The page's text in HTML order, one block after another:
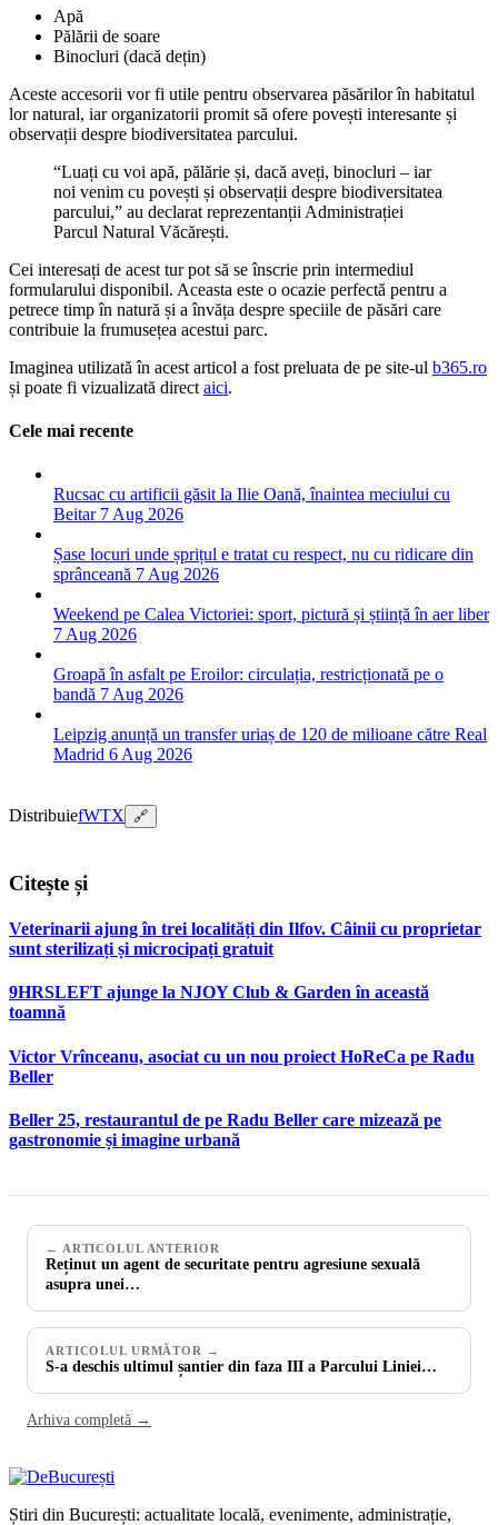
Apă
Pălării de soare
Binocluri (dacă dețin)
Aceste accesorii vor fi utile pentru observarea păsărilor în habitatul
lor natural, iar organizatorii promit să ofere povești interesante și
observații despre biodiversitatea parcului.
“Luați cu voi apă, pălărie și, dacă aveți, binocluri – iar
noi venim cu povești și observații despre biodiversitatea
parcului,” au declarat reprezentanții Administrației
Parcul Natural Văcărești.
Cei interesați de acest tur pot să se înscrie prin intermediul
formularului disponibil. Aceasta este o ocazie perfectă pentru a
petrece timp în natură și a învăța despre speciile de păsări care
contribuie la frumusețea acestui parc.
Imaginea utilizată în acest articol a fost preluata de pe site-ul b365.ro
și poate fi vizualizată direct aici.
Cele mai recente
Rucsac cu artificii găsit la Ilie Oană, înaintea meciului cu
Beitar 7 Aug 2026
Șase locuri unde șprițul e tratat cu respect, nu cu ridicare din
sprânceană 7 Aug 2026
Weekend pe Calea Victoriei: sport, pictură și știință în aer liber
7 Aug 2026
Groapă în asfalt pe Eroilor: circulația, restricționată pe o
bandă 7 Aug 2026
Leipzig anunță un transfer uriaș de 120 de milioane către Real
Madrid 6 Aug 2026
DistribuiefWTX 🔗
Citește și
Veterinarii ajung în trei localități din Ilfov. Câinii cu proprietar
sunt sterilizați și microcipați gratuit
9HRSLEFT ajunge la NJOY Club & Garden în această
toamnă
Victor Vrînceanu, asociat cu un nou proiect HoReCa pe Radu
Beller
Beller 25, restaurantul de pe Radu Beller care mizează pe
gastronomie și imagine urbană
← ARTICOLUL ANTERIOR
Reținut un agent de securitate pentru agresiune sexuală
asupra unei…
ARTICOLUL URMĂTOR →
S-a deschis ultimul șantier din faza III a Parcului Liniei…
Arhiva completă →
Știri din București: actualitate locală, evenimente, administrație,